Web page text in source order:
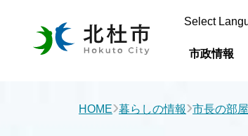
Select
市政情報
HOME›暮らしの情報›市長の部屋